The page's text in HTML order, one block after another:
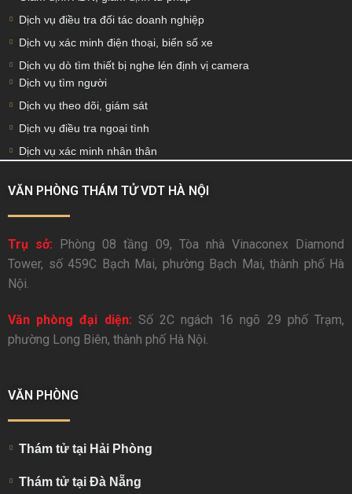
Dịch vụ điều tra đối tác doanh nghiệp
Dịch vụ xác minh điện thoại, biển số xe
Dịch vụ dò tìm thiết bị nghe lén định vị camera
Dịch vụ tìm người
Dịch vụ theo dõi, giám sát
Dịch vụ điều tra ngoại tình
Dịch vụ xác minh nhân thân
VĂN PHÒNG THÁM TỬ VDT HÀ NỘI
Trụ sở: Phòng 08 tầng 09, Tòa nhà Vinaconex Diamond
Tower, số 459C Bạch Mai, phường Bạch Mai, thành phố Hà
Nội.
Văn phòng đại diện: Số 2C ngách 16 ngõ 29 phố Trạm,
phường Long Biên, thành phố Hà Nội.
VĂN PHÒNG
Thám tử tại Hải Phòng
Thám tử tại Đà Nẵng